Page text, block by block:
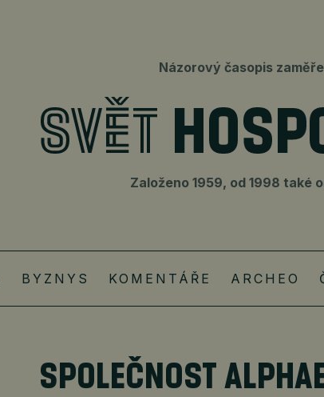
Názorový časopis
Založeno 1959, od 1998 také
BYZNYS KOMENTÁŘE ARCHEO
SPOLEČNOST